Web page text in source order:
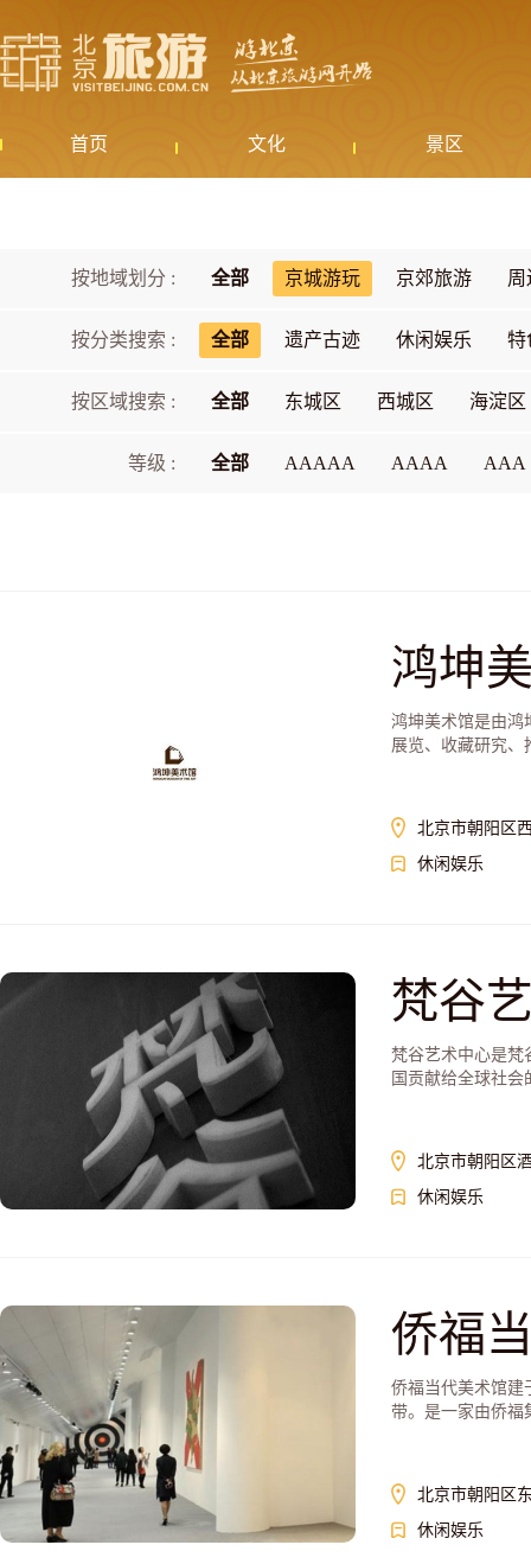
首页 文化 景区
按地域划分 : 全部 京城游玩 京郊旅游 周
按分类搜索 : 全部 遗产古迹 休闲娱乐 特
按区域搜索 : 全部 东城区 西城区 海淀区
等级 : 全部 AAAAA AAAA AAA
鸿坤
鸿坤美术馆是由鸿
展览、收藏研究、
北京市朝阳区
休闲娱乐
梵谷
梵谷艺术中心是梵
国贡献给全球社
北京市朝阳区
休闲娱乐
侨福
侨福当代美术馆建
带。是一家由侨福
北京市朝阳区
休闲娱乐